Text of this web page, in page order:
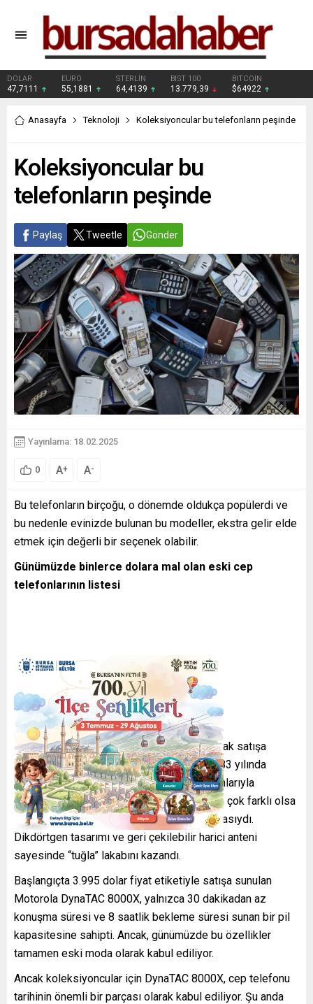
DOLAR
47,7111
EURO
55,1881
STERLİN
64,4139
BIST 100
13.779,39
BITCOIN
$64922
Anasayfa Teknoloji Koleksiyoncular bu telefonların peşinde
Koleksiyoncular bu
telefonların peşinde
Paylaş Tweetle Gönder
Yayınlama: 18.02.2025
0 A+ A-
Bu telefonların birçoğu, o dönemde oldukça popülerdi ve
bu nedenle evinizde bulunan bu modeller, ekstra gelir elde
etmek için değerli bir seçenek olabilir.
Günümüzde binlerce dolara mal olan eski cep
telefonlarının listesi
Motorola DynaTAC 8000x (1983)
Motorola DynaTAC 8000X, tarihte ticari olarak satışa
sunulan ilk cep telefonu olarak biliniyor. 1983 yılında
piyasaya sürülen bu cihaz, günümüz telefonlarıyla
kıyaslandığında boyut ve ağırlık bakımından çok farklı olsa
da, teknolojik açıdan önemli bir dönüm noktasıydı.
Dikdörtgen tasarımı ve geri çekilebilir harici anteni
sayesinde “tuğla” lakabını kazandı.
Başlangıçta 3.995 dolar fiyat etiketiyle satışa sunulan
Motorola DynaTAC 8000X, yalnızca 30 dakikadan az
konuşma süresi ve 8 saatlik bekleme süresi sunan bir pil
kapasitesine sahipti. Ancak, günümüzde bu özellikler
tamamen eski moda olarak kabul ediliyor.
Ancak koleksiyoncular için DynaTAC 8000X, cep telefonu
tarihinin önemli bir parçası olarak kabul ediliyor. Şu anda